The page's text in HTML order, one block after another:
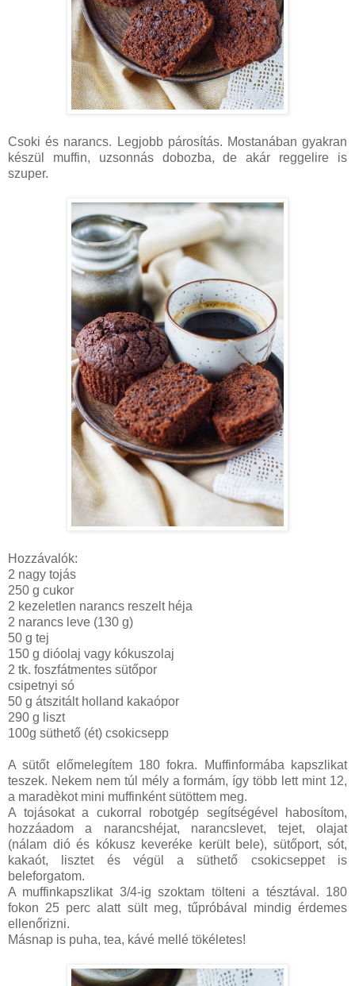
Csoki és narancs. Legjobb párosítás. Mostanában gyakran
készül muffin, uzsonnás dobozba, de akár reggelire is
szuper.
Hozzávalók:
2 nagy tojás
250 g cukor
2 kezeletlen narancs reszelt héja
2 narancs leve (130 g)
50 g tej
150 g dióolaj vagy kókuszolaj
2 tk. foszfátmentes sütőpor
csipetnyi só
50 g átszitált holland kakaópor
290 g liszt
100g süthető (ét) csokicsepp
A sütőt előmelegítem 180 fokra. Muffinformába kapszlikat
teszek. Nekem nem túl mély a formám, így több lett mint 12,
a maradèkot mini muffinként sütöttem meg.
A tojásokat a cukorral robotgép segítségével habosítom,
hozzáadom a narancshéjat, narancslevet, tejet, olajat
(nálam dió és kókusz keveréke került bele), sütőport, sót,
kakaót, lisztet és végül a süthető csokicseppet is
beleforgatom.
A muffinkapszlikat 3/4-ig szoktam tölteni a tésztával. 180
fokon 25 perc alatt sült meg, tűpróbával mindig érdemes
ellenőrizni.
Másnap is puha, tea, kávé mellé tökéletes!